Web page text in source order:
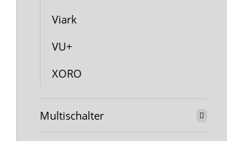
Viark
VU+
XORO
Multischalter